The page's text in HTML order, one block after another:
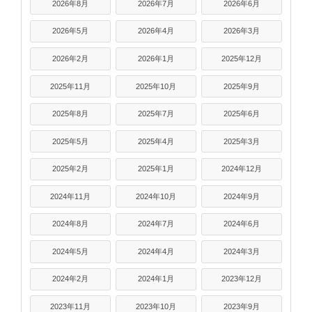
2026年8月 2026年7月 2026年6月
2026年5月 2026年4月 2026年3月
2026年2月 2026年1月 2025年12月
2025年11月 2025年10月 2025年9月
2025年8月 2025年7月 2025年6月
2025年5月 2025年4月 2025年3月
2025年2月 2025年1月 2024年12月
2024年11月 2024年10月 2024年9月
2024年8月 2024年7月 2024年6月
2024年5月 2024年4月 2024年3月
2024年2月 2024年1月 2023年12月
2023年11月 2023年10月 2023年9月